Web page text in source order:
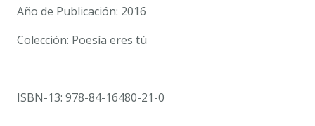
Año de Publicación: 2016
Colección: Poesía eres tú
ISBN-13: 978-84-16480-21-0